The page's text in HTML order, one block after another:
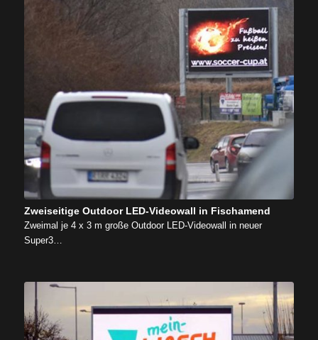
Zweiseitige Outdoor LED-Videowall in Fischamend
Zweimal je 4 x 3 m große Outdoor LED-Videowall in neuer
Super3…